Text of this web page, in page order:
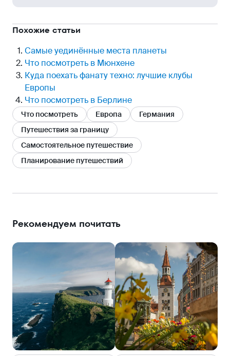
Похожие статьи
Самые уединённые места планеты
Что посмотреть в Мюнхене
Куда поехать фанату техно: лучшие клубы
Европы
Что посмотреть в Берлине
Что посмотреть Европа
Германия
Путешествия за границу
Самостоятельное путешествие
Планирование путешествий
Рекомендуем почитать